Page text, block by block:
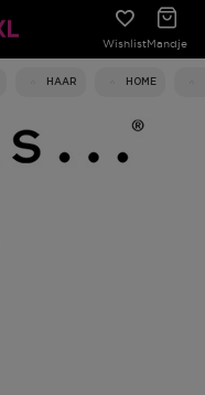
WishlistMandje
HAAR HOME